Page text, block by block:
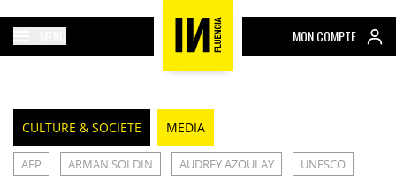
MON COMPTE
CULTURE & SOCIETE MEDIA
AFP ARMAN SOLDIN AUDREY AZOULAY UNESCO